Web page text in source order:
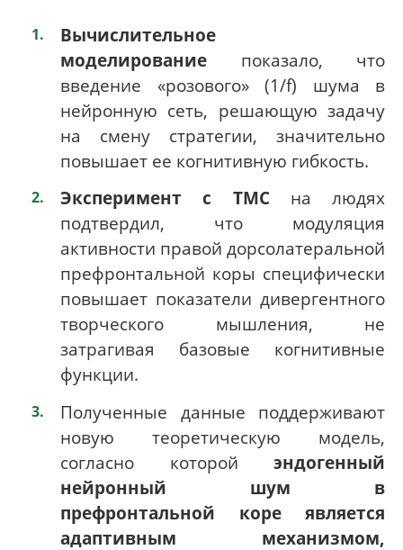
Вычислительное
моделирование показало, что
введение «розового» (1/f) шума в
нейронную сеть, решающую задачу
на смену стратегии, значительно
повышает ее когнитивную гибкость.
Эксперимент с ТМСна людях
подтвердил, что модуляция
активности правой дорсолатеральной
префронтальной коры специфически
повышает показатели дивергентного
творческого мышления, не
затрагивая базовые когнитивные
функции.
Полученные данные поддерживают
новую теоретическую модель,
согласно которой эндогенный
нейронный шум в
префронтальной коре является
адаптивным механизмом,